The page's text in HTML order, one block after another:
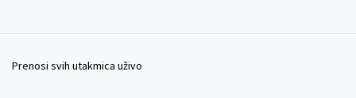
Prenosi svih utakmica uživo